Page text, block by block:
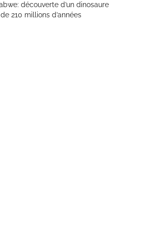
découverte d’un dinosaure
210 millions d’années